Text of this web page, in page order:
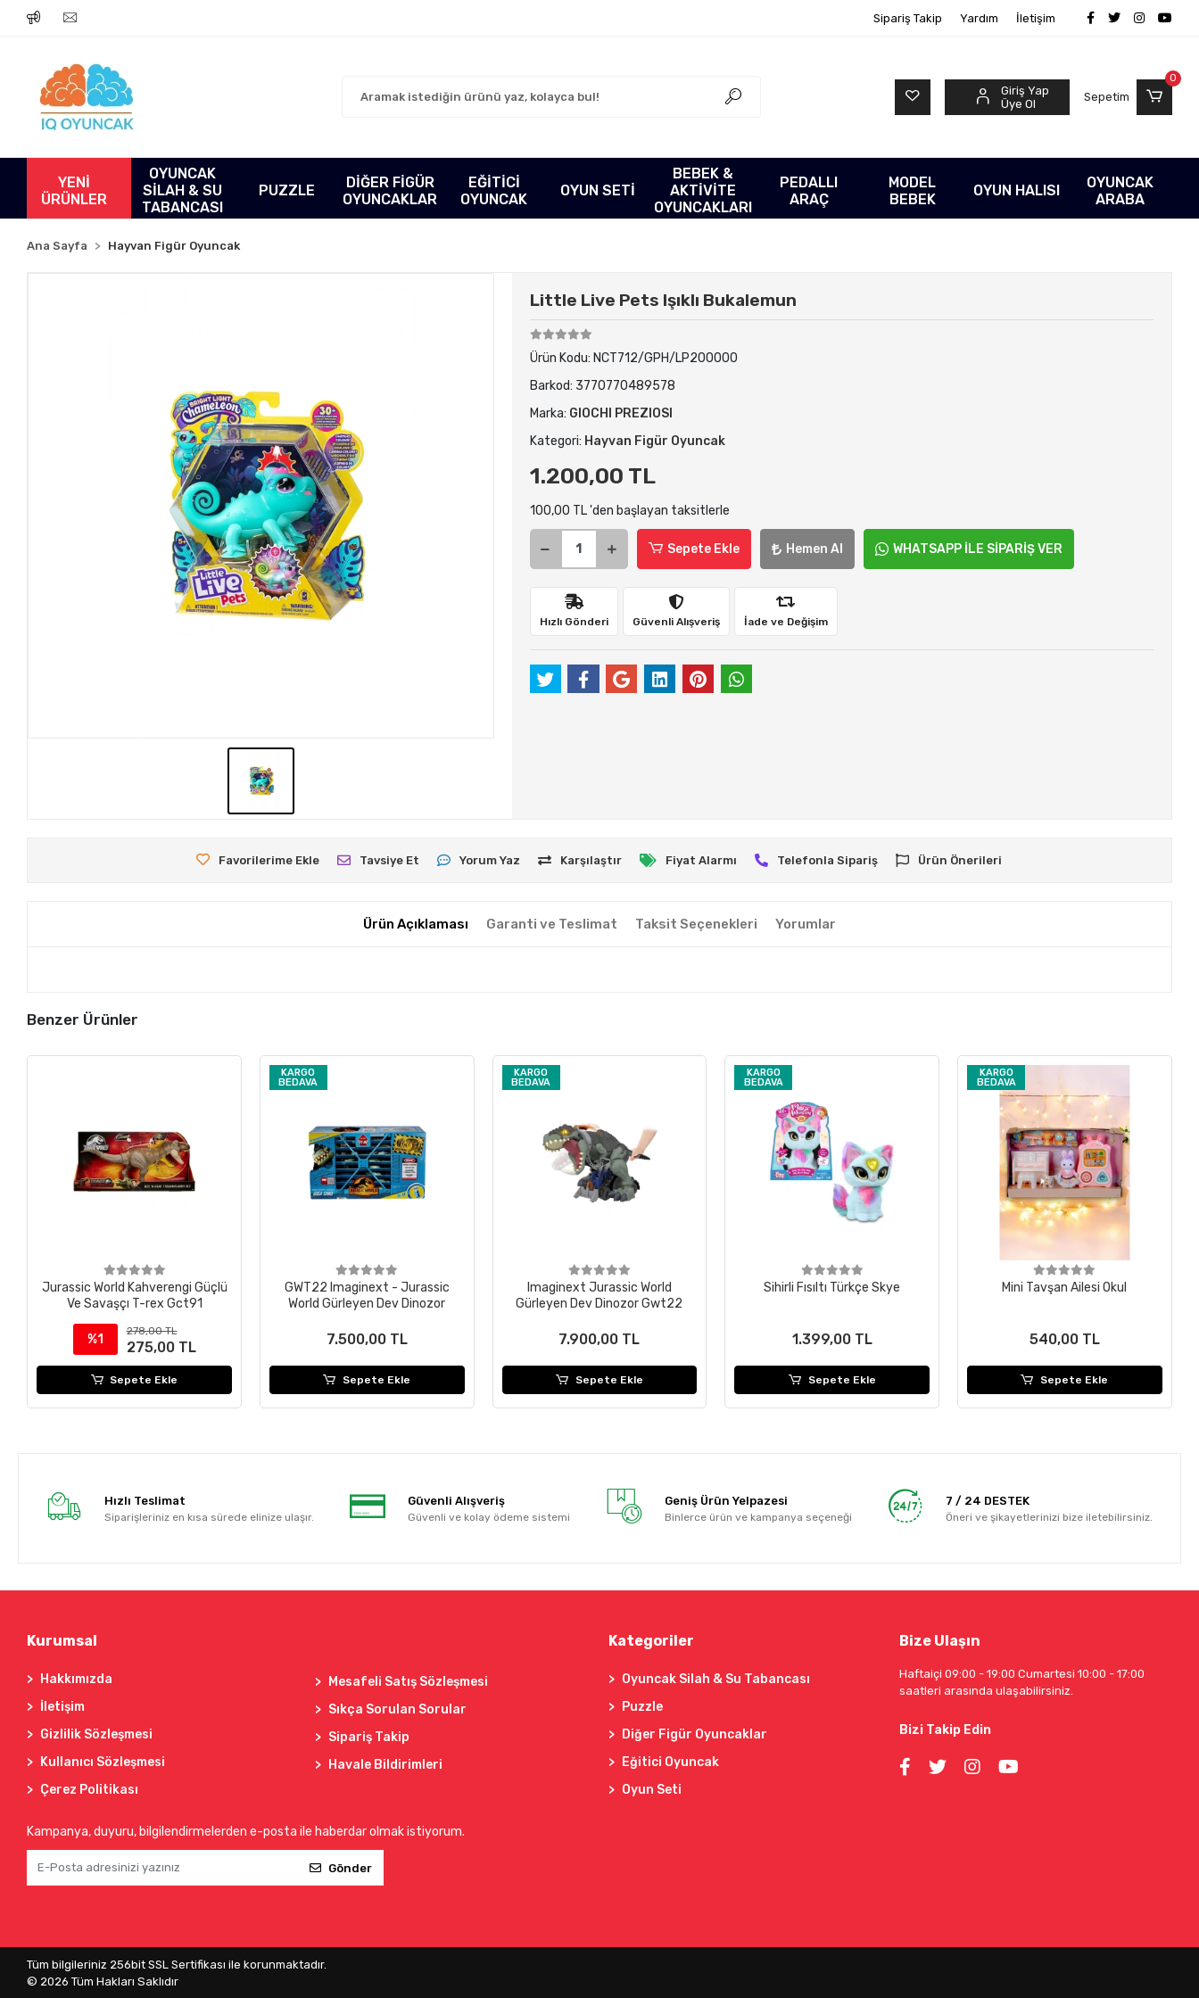
Sipariş Takip Yardım İletişim
Giriş Yap
Üye Ol
Sepetim
0
YENİ
ÜRÜNLER
OYUNCAK
SİLAH & SU
TABANCASI
PUZZLE
DİĞER FİGÜR
OYUNCAKLAR
EĞİTİCİ
OYUNCAK
OYUN SETİ
BEBEK &
AKTİVİTE
OYUNCAKLARI
PEDALLI
ARAÇ
MODEL
BEBEK
OYUN HALISI
OYUNCAK
ARABA
Ana Sayfa Hayvan Figür Oyuncak
Little Live Pets Işıklı Bukalemun
Ürün Kodu: NCT712/GPH/LP200000
Barkod: 3770770489578
Marka: GIOCHI PREZIOSI
Kategori: Hayvan Figür Oyuncak
1.200,00 TL
100,00 TL 'den başlayan taksitlerle
Sepete Ekle Hemen Al WHATSAPP İLE SİPARİŞ VER
Hızlı Gönderi Güvenli Alışveriş İade ve Değişim
Favorilerime Ekle Tavsiye Et Yorum Yaz Karşılaştır Fiyat Alarmı Telefonla Sipariş Ürün Önerileri
Ürün Açıklaması Garanti ve Teslimat Taksit Seçenekleri Yorumlar
Benzer Ürünler
Jurassic World Kahverengi Güçlü
Ve Savaşçı T-rex Gct91
%1
278,00 TL
275,00 TL
Sepete Ekle
KARGO
BEDAVA
GWT22 Imaginext - Jurassic
World Gürleyen Dev Dinozor
7.500,00 TL
Sepete Ekle
KARGO
BEDAVA
Imaginext Jurassic World
Gürleyen Dev Dinozor Gwt22
7.900,00 TL
Sepete Ekle
KARGO
BEDAVA
Sihirli Fısıltı Türkçe Skye
1.399,00 TL
Sepete Ekle
KARGO
BEDAVA
Mini Tavşan Ailesi Okul
540,00 TL
Sepete Ekle
Hızlı Teslimat
Siparişleriniz en kısa sürede elinize ulaşır.
Güvenli Alışveriş
Güvenli ve kolay ödeme sistemi
Geniş Ürün Yelpazesi
Binlerce ürün ve kampanya seçeneği
7 / 24 DESTEK
Öneri ve şikayetlerinizi bize iletebilirsiniz.
Kurumsal
Hakkımızda
İletişim
Gizlilik Sözleşmesi
Kullanıcı Sözleşmesi
Çerez Politikası
Mesafeli Satış Sözleşmesi
Sıkça Sorulan Sorular
Sipariş Takip
Havale Bildirimleri
Kampanya, duyuru, bilgilendirmelerden e-posta ile haberdar olmak istiyorum.
Gönder
Kategoriler
Oyuncak Silah & Su Tabancası
Puzzle
Diğer Figür Oyuncaklar
Eğitici Oyuncak
Oyun Seti
Bize Ulaşın
Haftaiçi 09:00 - 19:00 Cumartesi 10:00 - 17:00
saatleri arasında ulaşabilirsiniz.
Bizi Takip Edin
Tüm bilgileriniz 256bit SSL Sertifikası ile korunmaktadır.
© 2026Tüm Hakları Saklıdır